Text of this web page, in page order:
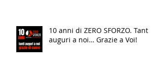
10 anni di ZERO SFORZO. Tanti
auguri a noi… Grazie a Voi!